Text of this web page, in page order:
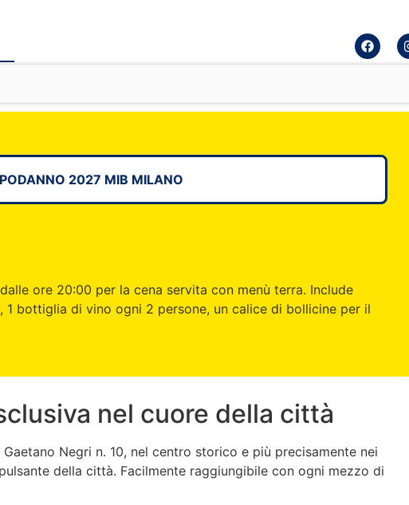
2027 MIB MILANO
ore 20:00 per la cena servita con menù terra. Include
1 bottiglia di vino ogni 2 persone, un calice di bollicine per il
nel cuore della città
Negri n. 10, nel centro storico e più precisamente nei
della città. Facilmente raggiungibile con ogni mezzo di